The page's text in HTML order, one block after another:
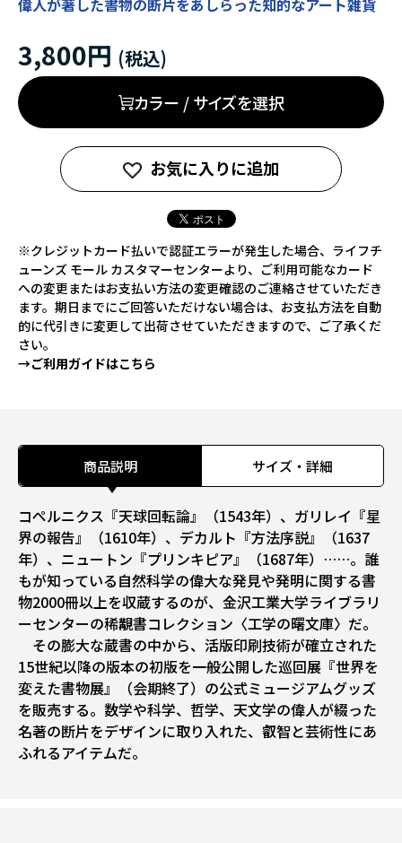
偉人が著した書物の断片をあしらった知的なアート雑貨
3,800円
カラー / サイズを選択
お気に入りに追加
※クレジットカード払いで認証エラーが発生した場合、ライフチ
ューンズ モール カスタマーセンターより、ご利用可能なカード
への変更またはお支払い方法の変更確認のご連絡させていただき
ます。期日までにご回答いただけない場合は、お支払方法を自動
的に代引きに変更して出荷させていただきますので、ご了承くだ
さい。
→ご利用ガイドはこちら
商品説明 サイズ・詳細
コペルニクス『天球回転論』（1543年）、ガリレイ『星
界の報告』（1610年）、デカルト『方法序説』（1637
年）、ニュートン『プリンキピア』（1687年）……。誰
もが知っている自然科学の偉大な発見や発明に関する書
物2000冊以上を収蔵するのが、金沢工業大学ライブラリ
ーセンターの稀覯書コレクション〈工学の曙文庫〉だ。
その膨大な蔵書の中から、活版印刷技術が確立された
15世紀以降の版本の初版を一般公開した巡回展『世界を
変えた書物展』（会期終了）の公式ミュージアムグッズ
を販売する。数学や科学、哲学、天文学の偉人が綴った
名著の断片をデザインに取り入れた、叡智と芸術性にあ
ふれるアイテムだ。